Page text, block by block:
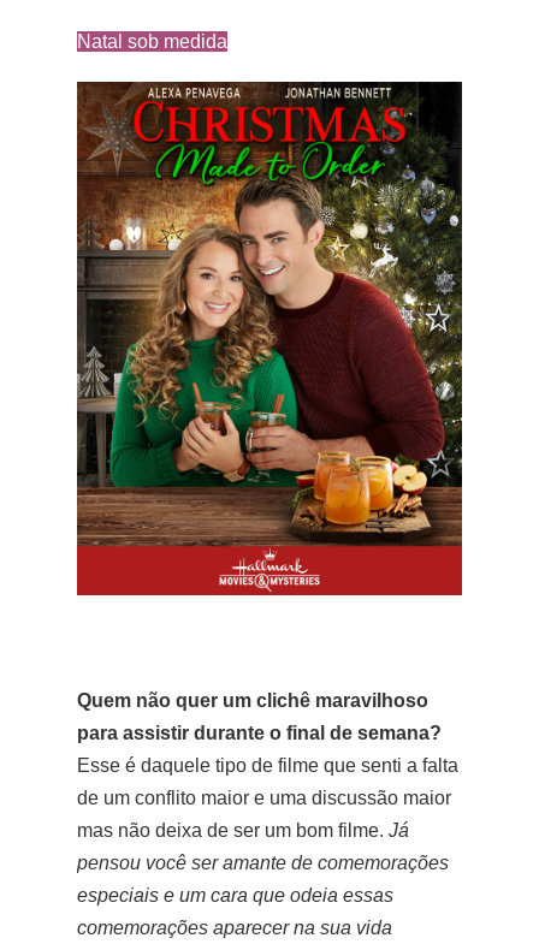
Natal sob medida
Quem não quer um clichê maravilhoso
para assistir durante o final de semana?
Esse é daquele tipo de filme que senti a falta
de um conflito maior e uma discussão maior
mas não deixa de ser um bom filme. Já
pensou você ser amante de comemorações
especiais e um cara que odeia essas
comemorações aparecer na sua vida